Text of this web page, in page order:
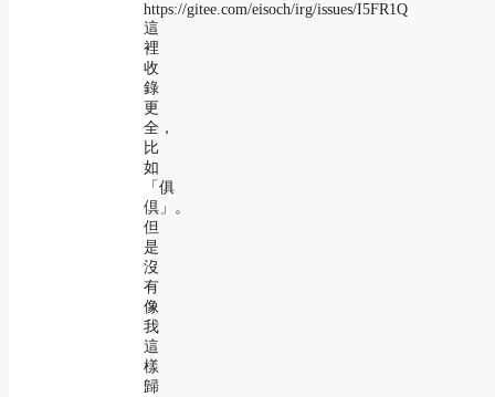
https://gitee.com/eisoch/irg/issues/I5FR1Q
這
裡
收
錄
更
全，
比
如
「俱
倶」。
但
是
沒
有
像
我
這
樣
歸